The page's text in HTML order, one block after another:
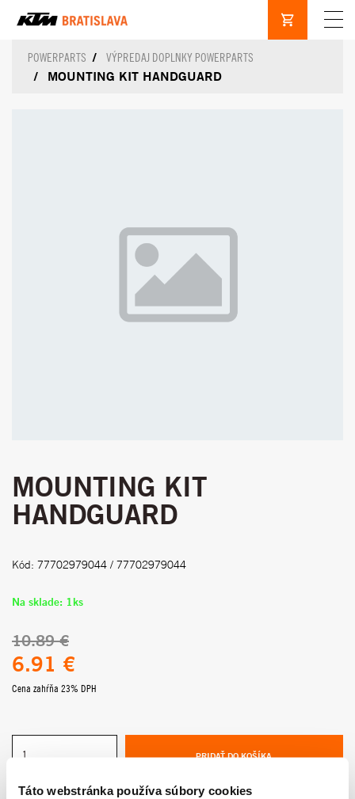
Táto webstránka používa súbory cookies
POWERPARTS VÝPREDAJ DOPLNKY POWERPARTS
MOUNTING KIT HANDGUARD
MOUNTING KIT
HANDGUARD
Kód: 77702979044 / 77702979044
Na sklade: 1ks
10.89 €
6.91 €
Cena zahŕňa 23% DPH
PRIDAŤ DO KOŠÍKA